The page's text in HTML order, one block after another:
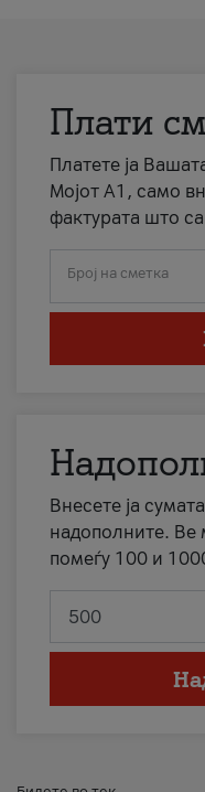
Плати
Платете ја
Мојот А1, само
фактурата што
Број на сметка
Внесете ја
надополните. Ве
помеѓу 100 и